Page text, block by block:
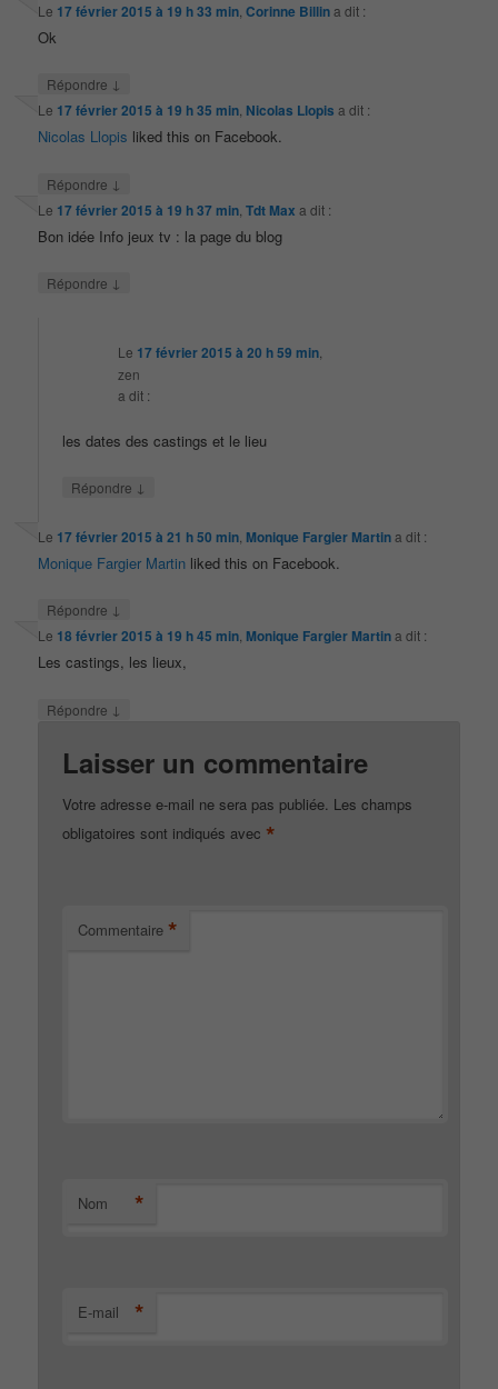
Le 17 février 2015 à 19 h 33 min ,Corinne Billina dit :
Ok
Répondre ↓
Le 17 février 2015 à 19 h 35 min, Nicolas Llopis a dit :
Nicolas Llopis liked this on Facebook.
Répondre ↓
Le 17 février 2015 à 19 h 37 min ,Tdt Max a dit :
Bon idée Info jeux tv : la page du blog
Répondre ↓
Le 17 février 2015 à 20 h 59 min
zen
a dit :
les dates des castings et le lieu
Répondre ↓
Le 17 février 2015 à 21 h 50 min Monique Fargier Martina dit :
Monique Fargier Martin liked this on Facebook.
Répondre ↓
Le 18 février 2015 à 19 h 45 min, Monique Fargier Martina dit :
Les castings, les lieux,
Répondre ↓
Laisser un commentaire
Votre adresse e-mail ne sera pas publiée. Les champs
obligatoires sont indiqués avec *
Commentaire *
Nom *
E-mail *